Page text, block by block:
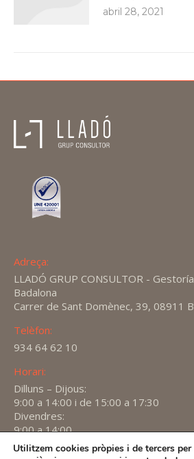
abril 28, 2021
Adreça:
LLADÓ GRUP CONSULTOR -
Badalona
Carrer de Sant Domènec, 39, 08911
Telèfon:
934 64 62 10
Horari:
Dilluns – Dijous:
9:00 a 14:00 i de 15:00 a 17:30
Divendres:
9:00 a 14:00
Find us on:
Utilitzem cookies pròpies i de tercers